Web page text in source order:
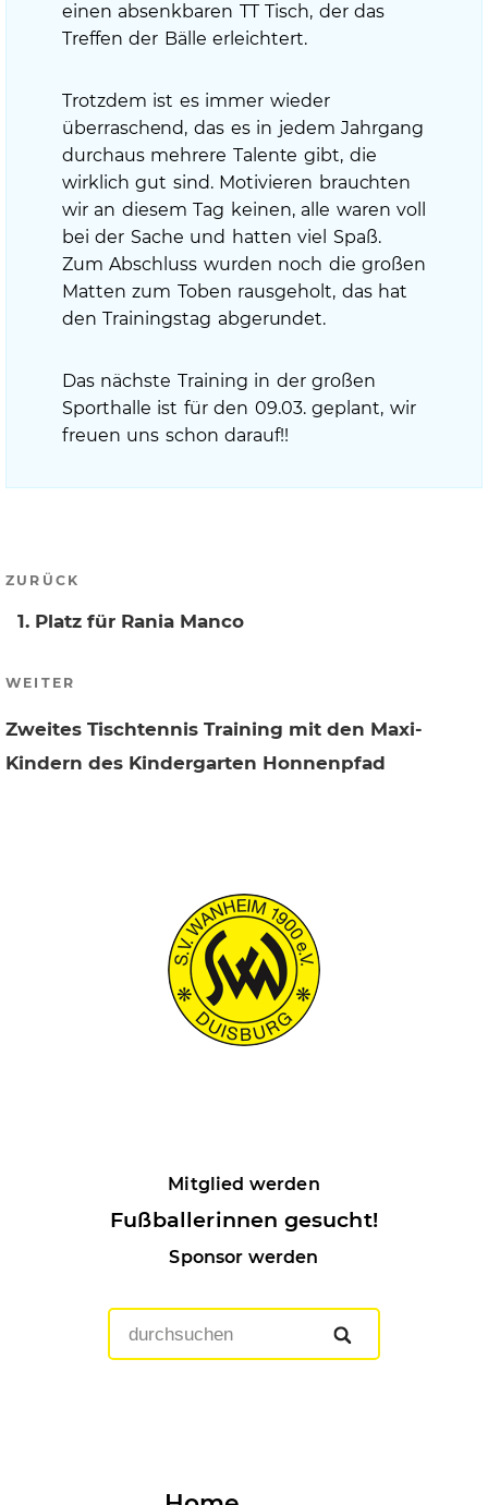
einen absenkbaren TT Tisch, der das
Treffen der Bälle erleichtert.
Trotzdem ist es immer wieder
überraschend, das es in jedem Jahrgang
durchaus mehrere Talente gibt, die
wirklich gut sind. Motivieren brauchten
wir an diesem Tag keinen, alle waren voll
bei der Sache und hatten viel Spaß.
Zum Abschluss wurden noch die großen
Matten zum Toben rausgeholt, das hat
den Trainingstag abgerundet.
Das nächste Training in der großen
Sporthalle ist für den 09.03. geplant, wir
freuen uns schon darauf!!
Beitragsnavigation
Vorheriger
ZURÜCK
1. Platz für Rania Manco
Nächster
WEITER
Zweites Tischtennis Training mit den Maxi-
Kindern des Kindergarten Honnenpfad
Mitglied werden
Fußballerinnen gesucht!
Sponsor werden